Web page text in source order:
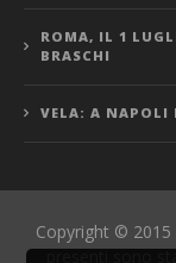
ROMA, IL 1
BRASCHI
VELA: A NAPOLI
Copyright © 2015